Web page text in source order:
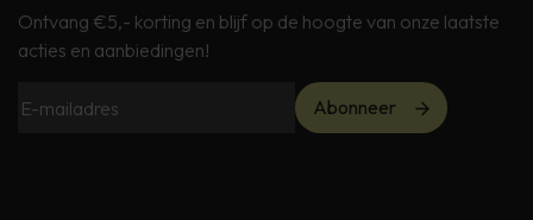
Ontvang €5,- korting en blijf op de hoogte van onze laatste
acties en aanbiedingen!
Abonneer